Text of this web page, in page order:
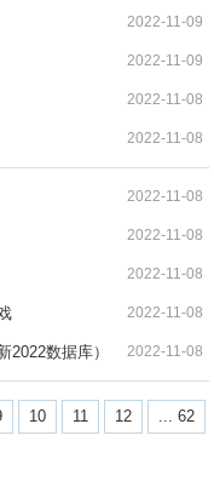
2022-11-09
2022-11-09
2022-11-08
2022-11-08
2022-11-08
2022-11-08
2022-11-08
2022-11-08
2022数据库） 2022-11-08
10 11 12
... 62